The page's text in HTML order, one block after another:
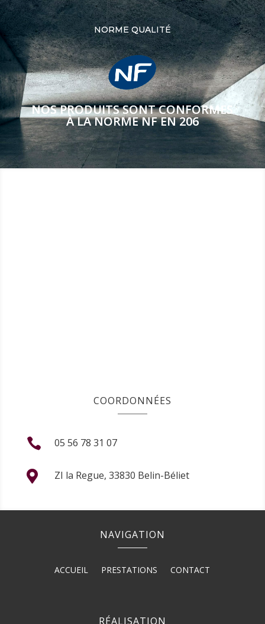
NORME QUALITÉ
NOS PRODUITS SONT CONFORMES
À LA NORME NF EN 206
COORDONNÉES
 05 56 78 31 07
 ZI la Regue, 33830 Belin-Béliet
NAVIGATION
ACCUEIL PRESTATIONS CONTACT
RÉALISATION